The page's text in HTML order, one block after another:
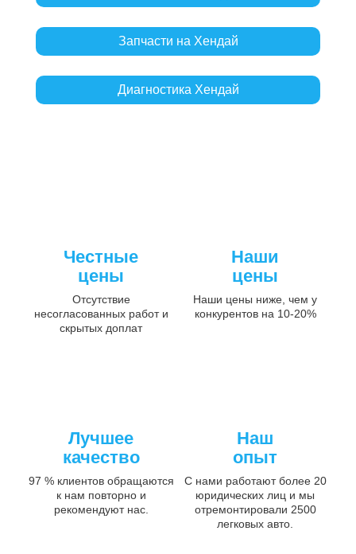
Запчасти на Хендай
Диагностика Хендай
Честные
цены
Отсутствие
несогласованных работ и
скрытых доплат
Наши
цены
Наши цены ниже, чем у
конкурентов на 10-20%
Лучшее
качество
97 % клиентов обращаются
к нам повторно и
рекомендуют нас.
Наш
опыт
С нами работают более 20
юридических лиц и мы
отремонтировали 2500
легковых авто.